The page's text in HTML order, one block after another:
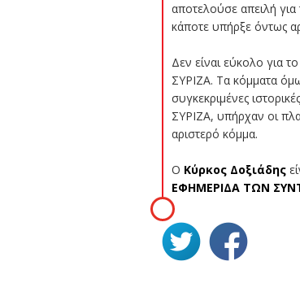
αποτελούσε απειλή
κάποτε υπήρξε όντως
Δεν είναι εύκολο για
ΣΥΡΙΖΑ. Τα κόμματα
συγκεκριμένες
ΣΥΡΙΖΑ, υπήρχαν οι
αριστερό κόμμα.
Ο Κύρκος Δοξιάδης
ΕΦΗΜΕΡΙΔΑ ΤΩΝ